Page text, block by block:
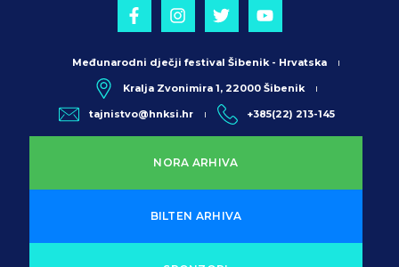
NORA ARHIVA
BILTEN ARHIVA
Međunarodni dječji festival Šibenik - Hrvatska
Kralja Zvonimira 1, 22000 Šibenik
tajnistvo@hnksi.hr +385(22) 213-145